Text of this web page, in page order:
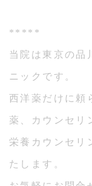
*****
当院は東京の品
ニックです。
西洋薬だけに頼
薬、カウンセリ
栄養カウンセリ
たします。